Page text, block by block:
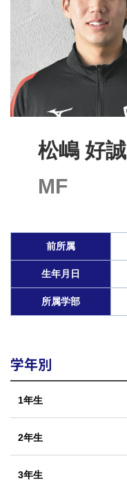
松嶋 好誠
MF
前所属
生年月日
所属学部
学年別
1年生
2年生
3年生